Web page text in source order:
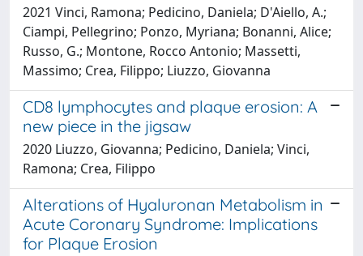
2021 Vinci, Ramona; Pedicino, Daniela; D'Aiello, A.;
Ciampi, Pellegrino; Ponzo, Myriana; Bonanni, Alice;
Russo, G.; Montone, Rocco Antonio; Massetti,
Massimo; Crea, Filippo; Liuzzo, Giovanna
CD8 lymphocytes and plaque erosion: A
new piece in the jigsaw
2020 Liuzzo, Giovanna; Pedicino, Daniela; Vinci,
Ramona; Crea, Filippo
Alterations of Hyaluronan Metabolism in
Acute Coronary Syndrome: Implications
for Plaque Erosion